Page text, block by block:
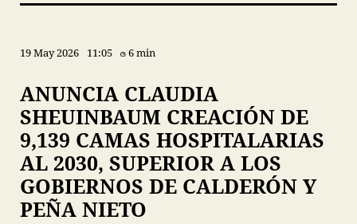
19 May 2026 11:05 6 min
ANUNCIA CLAUDIA
SHEUINBAUM CREACIÓN DE
9,139 CAMAS HOSPITALARIAS
AL 2030, SUPERIOR A LOS
GOBIERNOS DE CALDERÓN Y
PEÑA NIETO